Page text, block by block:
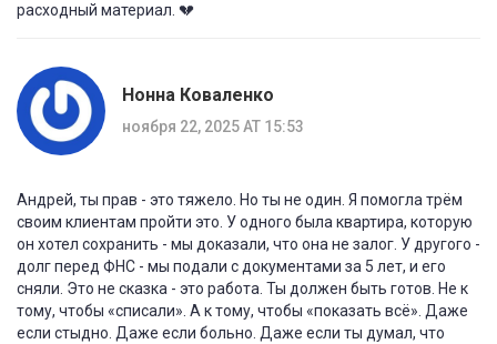
расходный материал. 💔
Нонна Коваленко
ноября 22, 2025 AT 15:53
Андрей, ты прав - это тяжело. Но ты не один. Я помогла трём
своим клиентам пройти это. У одного была квартира, которую
он хотел сохранить - мы доказали, что она не залог. У другого -
долг перед ФНС - мы подали с документами за 5 лет, и его
сняли. Это не сказка - это работа. Ты должен быть готов. Не к
тому, чтобы «списали». А к тому, чтобы «показать всё». Даже
если стыдно. Даже если больно. Даже если ты думал, что